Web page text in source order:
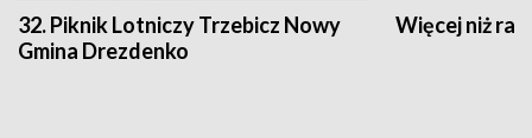
32. Piknik Lotniczy Trzebicz Nowy
Gmina Drezdenko
Więcej niż rajd